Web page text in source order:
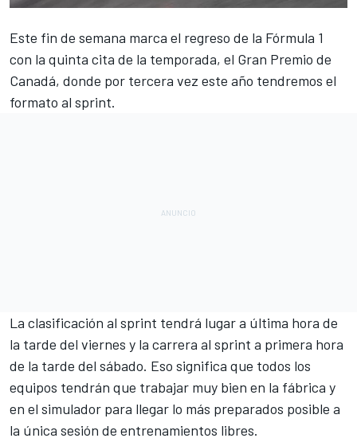
Este fin de semana marca el regreso de la Fórmula 1
con la quinta cita de la temporada, el Gran Premio de
Canadá, donde por tercera vez este año tendremos el
formato al sprint.
La clasificación al sprint tendrá lugar a última hora de
la tarde del viernes y la carrera al sprint a primera hora
de la tarde del sábado. Eso significa que todos los
equipos tendrán que trabajar muy bien en la fábrica y
en el simulador para llegar lo más preparados posible a
la única sesión de entrenamientos libres.